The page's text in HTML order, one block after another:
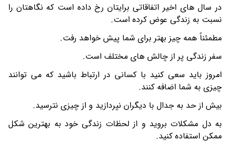
در سال های اخیر اتفاقاتی برایتان رخ داده است که نگاهتان را
نسبت به زندگی عوض کرده است.
مطمئناً همه چیز بهتر برای شما پیش خواهد رفت.
سفر زندگی پر از چالش های مختلف است.
امروز باید سعی کنید با کسانی در ارتباط باشید که می توانند
چیزی به شما اضافه کنند.
بیش از حد به جدال با دیگران نپردازید و از چیزی نترسید.
به دل مشکلات بروید و از لحظات زندگی خود به بهترین شکل
ممکن استفاده کنید.